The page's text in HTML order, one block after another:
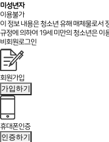
미성년자
이용불가
이 정보 내용은 청소년 유해 매체물로서
규정에 의하여 19세 미만의 청소년은 이
비회원로그인
회원가입
가입하기
휴대폰인증
인증하기